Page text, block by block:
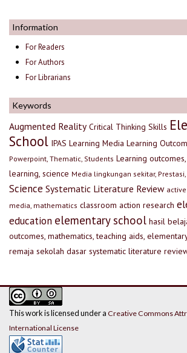
Information
For Readers
For Authors
For Librarians
Keywords
Augmented Reality Critical Thinking Skills
School IPAS Learning Media Learning
Powerpoint, Thematic, Students Learning
learning, science Media lingkungan sekitar,
Science Systematic Literature Review
media, mathematics classroom action research
education elementary school hasil
outcomes, mathematics, teaching aids,
remaja sekolah dasar systematic literature
This work is licensed under a Creative Commons
International License